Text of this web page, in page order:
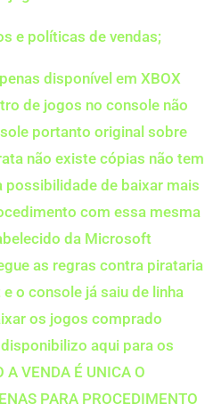
e políticas de vendas;
disponível em XBOX
de jogos no console não
portanto original sobre
não existe cópias não tem
de baixar mais
com essa mesma
da Microsoft
as regras contra pirataria
o console já saiu de linha
os jogos comprado
aqui para os
VENDA É UNICA O
PARA PROCEDIMENTO